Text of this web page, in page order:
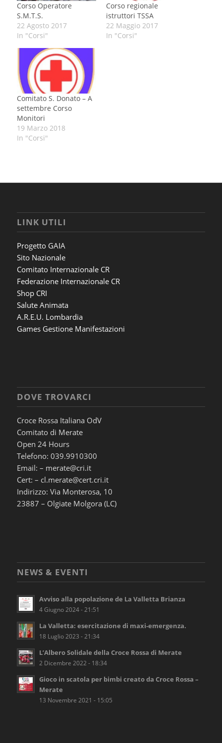
Corso Operatore
S.M.T.S.
22 Agosto 2017
In "Corsi"
Corso regionale
istruttori TSSA
22 Maggio 2017
In "Corsi"
Comitato S. Donato – A
settembre Corso
Monitori
19 Marzo 2018
In "Corsi"
LINK UTILI
Progetto GAIA
Sito Nazionale
Comitato Internazionale CR
Federazione Internazionale CR
Shop CRI
Salute Animata
A.R.E.U. Lombardia
Games Gestione Manifestazioni
DOVE TROVARCI
Croce Rossa Italiana OdV
Comitato di Merate
Open 24 Hours
Telefono: 039.9910300
Email: – merate@cri.it
Cert: – cl.merate@cert.cri.it
Indirizzo: Via Monterosa, 10
23887 – Olgiate Molgora (LC)
NEWS & EVENTI
Avviso alla popolazione de La Valletta Brianza
4 Giugno 2024 - 21:51
La Valletta: esercitazione di maxi-emergenza.
18 Luglio 2023 - 21:34
L’Albero Solidale della Croce Rossa di Merate
2 Dicembre 2022 - 18:34
Gioco in scatola per bimbi creato da Croce Rossa –
Merate
13 Novembre 2021 - 15:05